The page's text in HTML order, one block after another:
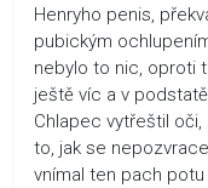
Henryho penis,
pubickým
nebylo to nic, oproti
ještě víc a v
Chlapec vytřeštil oči,
to, jak se
vnímal ten pach